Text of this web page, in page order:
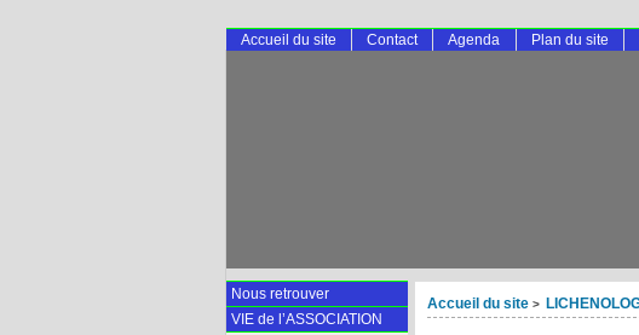
Accueil du site >
Accueil du site Contact Agenda Plan du site
Nous retrouver
VIE de l’ASSOCIATION